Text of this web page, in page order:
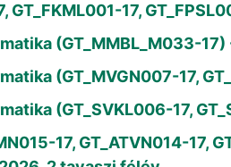
GT_FKML001-17,
(GT_MMBL_M033-
(GT_MVGN007-17,
(GT_SVKL006-17,
17, GT_ATVN014-17,